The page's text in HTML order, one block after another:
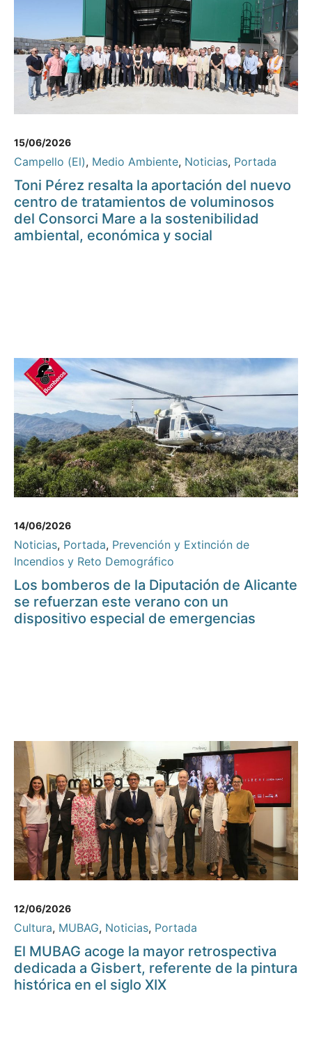
15/06/2026
Campello (El), Medio Ambiente, Noticias, Portada
Toni Pérez resalta la aportación del nuevo
centro de tratamientos de voluminosos
del Consorci Mare a la sostenibilidad
ambiental, económica y social
14/06/2026
Noticias, Portada, Prevención y Extinción de
Incendios y Reto Demográfico
Los bomberos de la Diputación de Alicante
se refuerzan este verano con un
dispositivo especial de emergencias
12/06/2026
Cultura, MUBAG, Noticias, Portada
El MUBAG acoge la mayor retrospectiva
dedicada a Gisbert, referente de la pintura
histórica en el siglo XIX